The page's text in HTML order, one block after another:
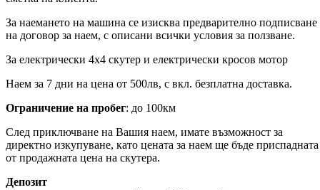
За наемането на машина се изисква предварително подписване
на договор за наем, с описани всички условия за ползване.
За електрически 4х4 скутер и електрически кросов мотор
Наем за 7 дни на цена от 500лв, с вкл. безплатна доставка.
Ограничение на пробег: до 100км
След приключване на Вашия наем, имате възможност за
директно изкупуване, като цената за наем ще бъде приспадната
от продажната цена на скутера.
Депозит